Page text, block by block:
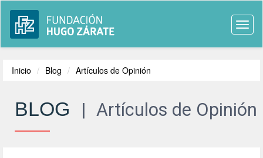
Inicio Blog Artículos de Opinión
BLOG | Artículos de Opinión